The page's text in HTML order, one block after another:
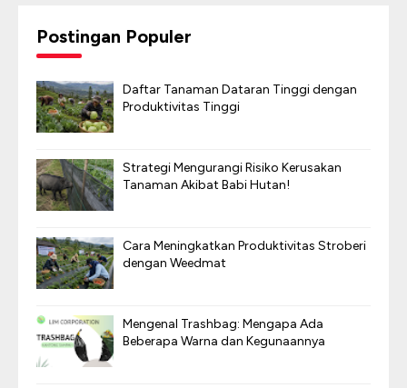
Postingan Populer
Daftar Tanaman Dataran Tinggi dengan
Produktivitas Tinggi
Strategi Mengurangi Risiko Kerusakan
Tanaman Akibat Babi Hutan!
Cara Meningkatkan Produktivitas Stroberi
dengan Weedmat
Mengenal Trashbag: Mengapa Ada
Beberapa Warna dan Kegunaannya